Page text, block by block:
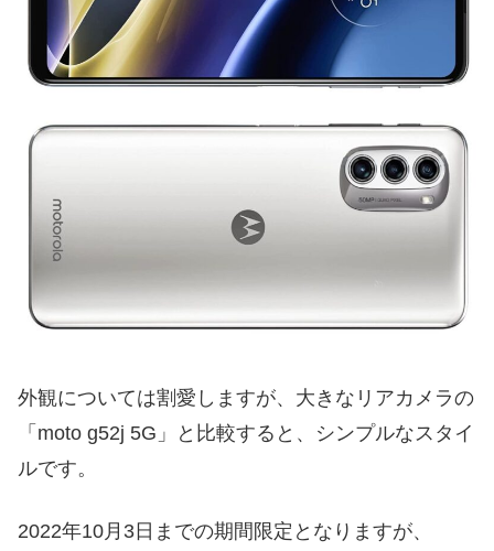
外観については割愛しますが、大きなリアカメラの
「moto g52j 5G」と比較すると、シンプルなスタイ
ルです。
2022年10月3日までの期間限定となりますが、